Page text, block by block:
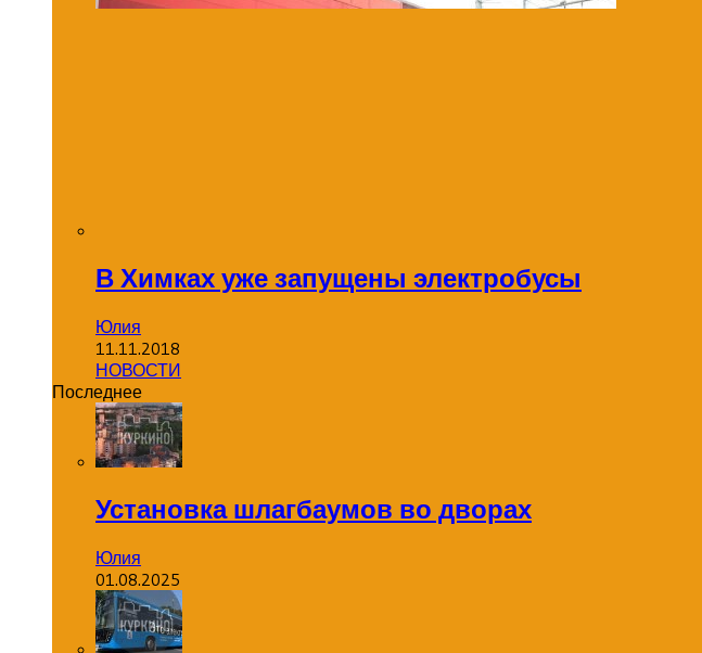
В Химках уже запущены электробусы
Юлия
11.11.2018
НОВОСТИ
Последнее
Установка шлагбаумов во дворах
Юлия
01.08.2025